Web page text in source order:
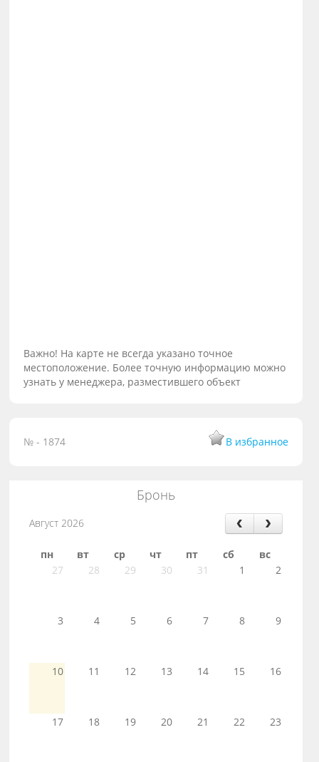
Важно! На карте не всегда указано точное
местоположение. Более точную информацию можно
узнать у менеджера, разместившего объект
№ - 1874 В избранное
Бронь
Август 2026
пн вт ср чт пт сб
вс
27
28 29 30 31 1 2
3 4 5 6 7 8 9
10 11 12 13 14 15 16
17 18 19 20 21 22 23